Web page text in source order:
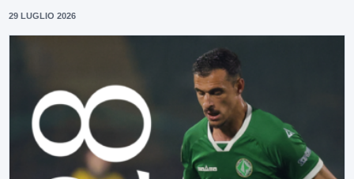
29 LUGLIO 2026